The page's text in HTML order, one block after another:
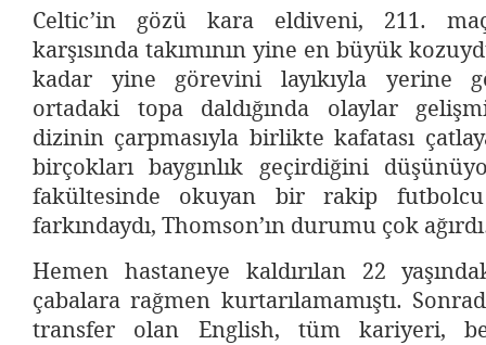
Celtic’in gözü kara eldiveni, 211.
karşısında takımının yine en büyük
kadar yine görevini layıkıyla yerine
ortadaki topa daldığında olaylar
dizinin çarpmasıyla birlikte kafatası
birçokları baygınlık geçirdiğini
fakültesinde okuyan bir rakip
farkındaydı, Thomson’ın durumu çok
Hemen hastaneye kaldırılan 22
çabalara rağmen kurtarılamamıştı.
transfer olan English, tüm kariyeri,